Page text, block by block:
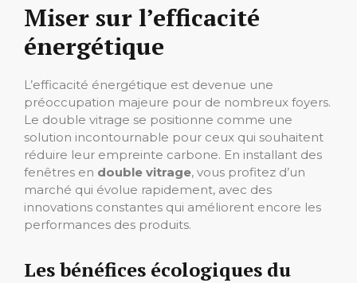
Miser sur l’efficacité
énergétique
L’efficacité énergétique est devenue une
préoccupation majeure pour de nombreux foyers.
Le double vitrage se positionne comme une
solution incontournable pour ceux qui souhaitent
réduire leur empreinte carbone. En installant des
fenêtres en double vitrage, vous profitez d’un
marché qui évolue rapidement, avec des
innovations constantes qui améliorent encore les
performances des produits.
Les bénéfices écologiques du